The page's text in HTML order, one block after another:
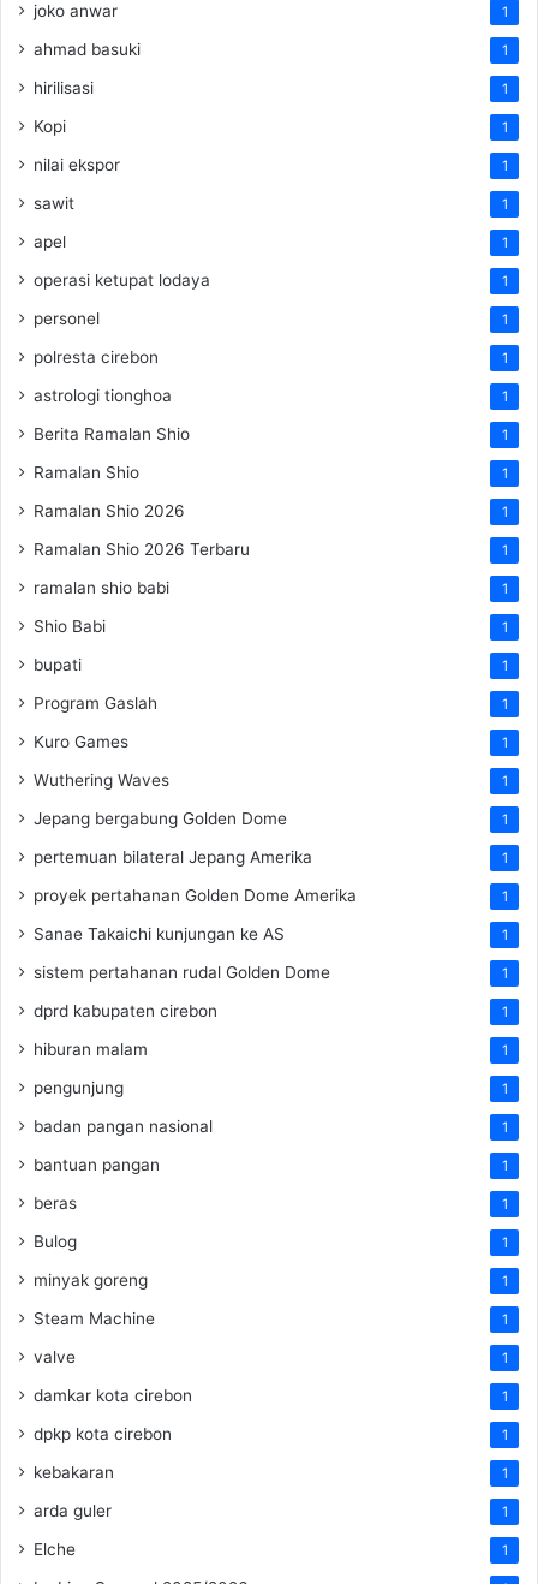
joko anwar 1
ahmad basuki 1
hirilisasi 1
Kopi 1
nilai ekspor 1
sawit 1
apel 1
operasi ketupat lodaya 1
personel 1
polresta cirebon 1
astrologi tionghoa 1
Berita Ramalan Shio 1
Ramalan Shio 1
Ramalan Shio 2026 1
Ramalan Shio 2026 Terbaru 1
ramalan shio babi 1
Shio Babi 1
bupati 1
Program Gaslah 1
Kuro Games 1
Wuthering Waves 1
Jepang bergabung Golden Dome 1
pertemuan bilateral Jepang Amerika 1
proyek pertahanan Golden Dome Amerika 1
Sanae Takaichi kunjungan ke AS 1
sistem pertahanan rudal Golden Dome 1
dprd kabupaten cirebon 1
hiburan malam 1
pengunjung 1
badan pangan nasional 1
bantuan pangan 1
beras 1
Bulog 1
minyak goreng 1
Steam Machine 1
valve 1
damkar kota cirebon 1
dpkp kota cirebon 1
kebakaran 1
arda guler 1
Elche 1